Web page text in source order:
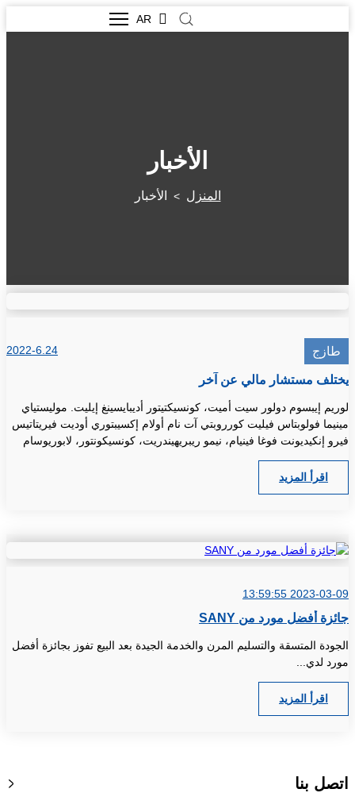
AR
الأخبار
المنزل > الأخبار
طازج 2022-6.24
يختلف مستشار مالي عن آخر
لوريم إيبسوم دولور سيت أميت، كونسيكتيتور أديبايسينغ إيليت. موليستياي
مينيما فولوبتاس فيليت كورروبتي آت نام أولام إكسيبتوري أوديت فيريتاتيس
فيرو إنكيديونت فوغا فينيام، نيمو ريبريهيندريت، كونسيكونتور، لابوريوسام
اقرأ المزيد
2023-03-09 13:59:55
جائزة أفضل مورد من SANY
الجودة المتسقة والتسليم المرن والخدمة الجيدة بعد البيع تفوز بجائزة أفضل
مورد لدي...
اقرأ المزيد
اتصل بنا